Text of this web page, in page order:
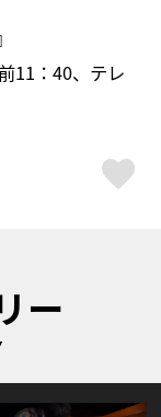
11：40、テレ
ー